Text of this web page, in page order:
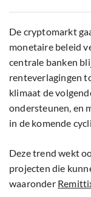
De cryptomarkt
monetaire beleid
centrale banken
renteverlagingen
klimaat de
ondersteunen, en
in de komende
Deze trend wekt
projecten die
waaronder